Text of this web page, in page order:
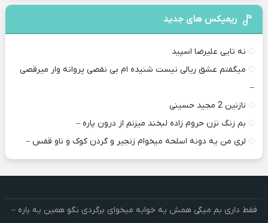
ریمیکس های جدید
نه تایی علیرضا اسپید
میگفتم عشق ریالی نیست شنیده ام بی نقصی پروانه وار میرقصی
–
نازنین 2 مجید حسینی
بم زنگ نزن حروم زاده لبخند میزنم از درون پاره –
لری من یه دونه اسلحه میخوام زﻧﺠﻴﺮ و ﮔﺮدن ﻛﻮک و ﻧﺎو ﻗﻔﺲ –
فقط داری بم میگی همش یه خوابه میخوای برگردی نگو همین یه باره –